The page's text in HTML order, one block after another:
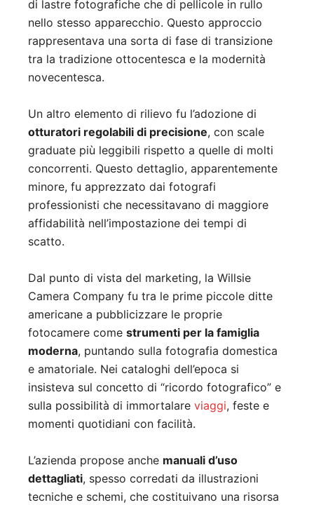
di lastre fotografiche che di pellicole in rullo
nello stesso apparecchio. Questo approccio
rappresentava una sorta di fase di transizione
tra la tradizione ottocentesca e la modernità
novecentesca.
Un altro elemento di rilievo fu l’adozione di
otturatori regolabili di precisione, con scale
graduate più leggibili rispetto a quelle di molti
concorrenti. Questo dettaglio, apparentemente
minore, fu apprezzato dai fotografi
professionisti che necessitavano di maggiore
affidabilità nell’impostazione dei tempi di
scatto.
Dal punto di vista del marketing, la Willsie
Camera Company fu tra le prime piccole ditte
americane a pubblicizzare le proprie
fotocamere come strumenti per la famiglia
moderna, puntando sulla fotografia domestica
e amatoriale. Nei cataloghi dell’epoca si
insisteva sul concetto di “ricordo fotografico” e
sulla possibilità di immortalare viaggi, feste e
momenti quotidiani con facilità.
L’azienda propose anche manuali d’uso
dettagliati, spesso corredati da illustrazioni
tecniche e schemi, che costituivano una risorsa